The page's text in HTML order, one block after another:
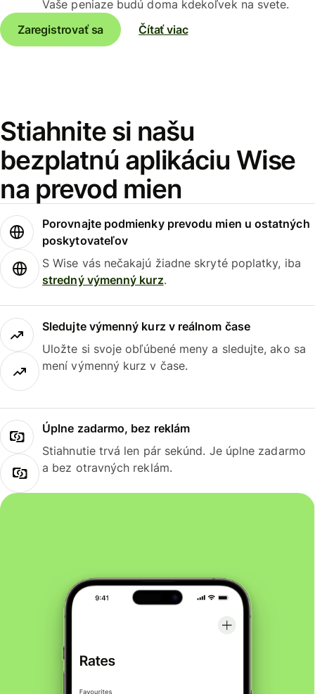
Vaše peniaze budú doma kdekoľvek na svete.
Zaregistrovať sa
Čítať viac
Stiahnite si našu
bezplatnú aplikáciu Wise
na prevod mien
Porovnajte podmienky prevodu mien u ostatných
poskytovateľov
S Wise vás nečakajú žiadne skryté poplatky, iba
stredný výmenný kurz.
Sledujte výmenný kurz v reálnom čase
Uložte si svoje obľúbené meny a sledujte, ako sa
mení výmenný kurz v čase.
Úplne zadarmo, bez reklám
Stiahnutie trvá len pár sekúnd. Je úplne zadarmo
a bez otravných reklám.